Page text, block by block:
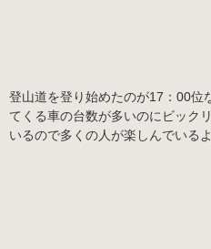
登山道を登り始めたのが17：00位
てくる車の台数が多いのにビック
いるので多くの人が楽しんでいる